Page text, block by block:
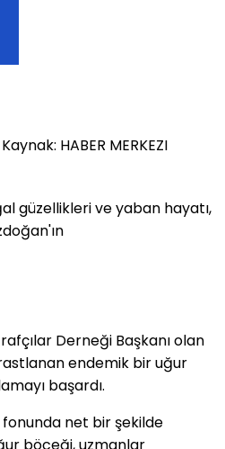
Kaynak: HABER MERKEZI
Derneği Başkanı olan
endemik bir uğur
başardı.
fonunda net bir şekilde